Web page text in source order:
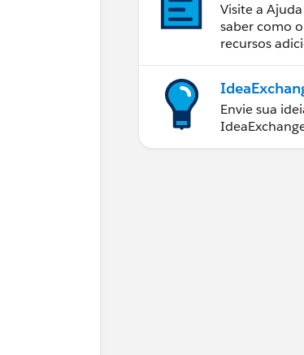
Visite a
saber como
recursos
Envie sua